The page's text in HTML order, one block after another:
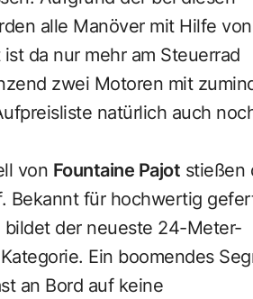
alle Manöver mit Hilfe von
da nur mehr am Steuerrad
zwei Motoren mit
natürlich auch
von Fountaine Pajot stießen
Bekannt für hochwertig
der neueste 24-Meter-
Ein boomendes
an Bord auf keine